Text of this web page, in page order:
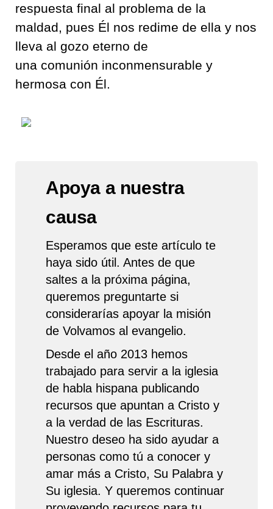
respuesta final al problema de la
maldad
pues Él nos redime de ella y nos
lleva al gozo eterno de
una comunión inconmensurable y
hermosa con Él
Apoya a nuestra
causa
Esperamos que este artículo te
haya sido útil. Antes de que
saltes a la próxima página,
queremos preguntarte si
considerarías apoyar la misión
de Volvamos al evangelio.
Desde el año 2013 hemos
trabajado para servir a la iglesia
de habla hispana publicando
recursos que apuntan a Cristo y
a la verdad de las Escrituras.
Nuestro deseo ha sido ayudar a
personas como tú a conocer y
amar más a Cristo, Su Palabra y
Su iglesia. Y queremos continuar